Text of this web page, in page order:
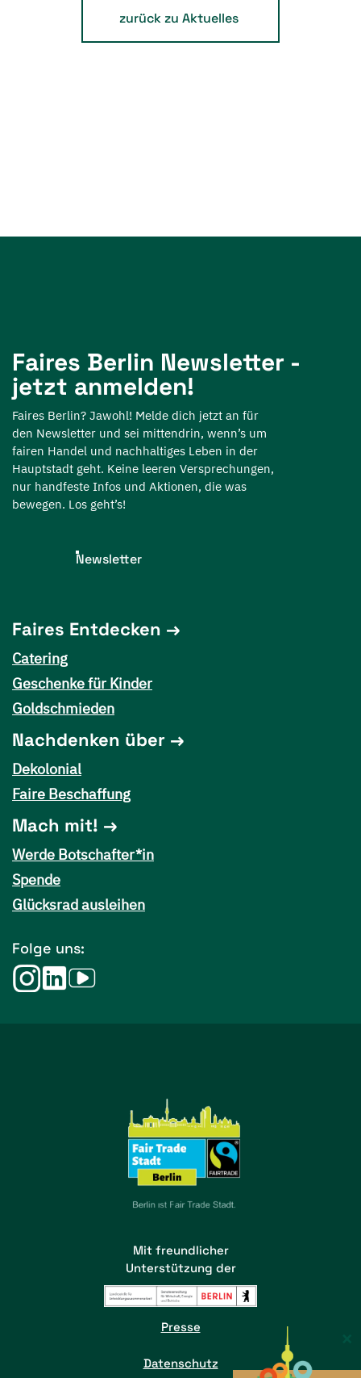
zurück zu Aktuelles
Faires Berlin Newsletter -
jetzt anmelden!
Faires Berlin? Jawohl! Melde dich jetzt an für
den Newsletter und sei mittendrin, wenn’s um
fairen Handel und nachhaltiges Leben in der
Hauptstadt geht. Keine leeren Versprechungen,
nur handfeste Infos und Aktionen, die was
bewegen. Los geht’s!
Newsletter
Faires Entdecken
Catering
Geschenke für Kinder
Goldschmieden
Nachdenken über
Dekolonial
Faire Beschaffung
Mach mit!
Werde Botschafter*in
Spende
Glücksrad ausleihen
Folge uns:
Mit freundlicher
Unterstützung der
Presse
Datenschutz